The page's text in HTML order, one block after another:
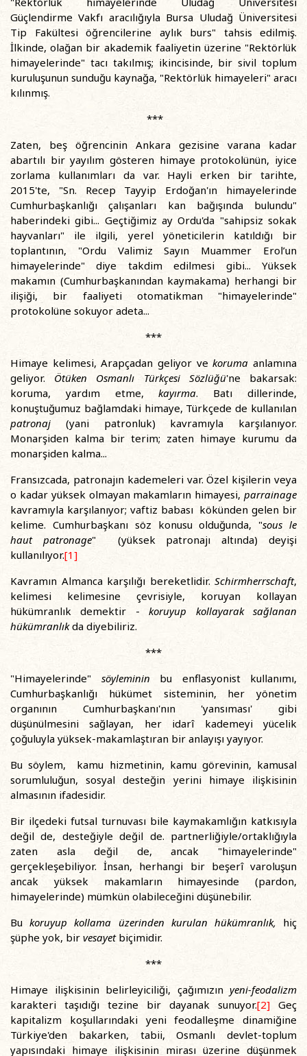
Güçlendirme Vakfı aracılığıyla Bursa Uludağ Üniversitesi
Tip Fakültesi öğrencilerine aylık burs" tahsis edilmiş.
İlkinde, olağan bir akademik faaliyetin üzerine "Rektörlük
himayelerinde" tacı takılmış; ikincisinde, bir sivil toplum
kuruluşunun sunduğu kaynağa, "Rektörlük himayeleri" aracı
kılınmış.
***
Zaten, beş öğrencinin Ankara gezisine varana kadar
abartılı bir yayılım gösteren himaye protokolünün, iyice
zorlama kullanımları da var. Hayli erken bir tarihte,
2015'te, "Sn. Recep Tayyip Erdoğan'ın himayelerinde
Cumhurbaşkanlığı çalışanları kan bağışında bulundu"
haberindeki gibi... Geçtiğimiz ay Ordu'da "sahipsiz sokak
hayvanları" ile ilgili, yerel yöneticilerin katıldığı bir
toplantının, "Ordu Valimiz Sayın Muammer Erol’un
himayelerinde" diye takdim edilmesi gibi... Yüksek
makamın (Cumhurbaşkanından kaymakama) herhangi bir
ilişiği, bir faaliyeti otomatikman "himayelerinde"
protokolüne sokuyor adeta...
***
Himaye kelimesi, Arapçadan geliyor vekoruma anlamına
geliyor. Ötüken Osmanlı Türkçesi Sözlüğü'ne bakarsak:
koruma, yardım etme,kayırma. Batı dillerinde,
konuştuğumuz bağlamdaki himaye, Türkçede de kullanılan
patronaj (yani patronluk) kavramıyla karşılanıyor.
Monarşiden kalma bir terim; zaten himaye kurumu da
monarşiden kalma...
Fransızcada, patronajın kademeleri var. Özel kişilerin veya
o kadar yüksek olmayan makamların himayesi, parrainage
kavramıyla karşılanıyor; vaftiz babası kökünden gelen bir
kelime. Cumhurbaşkanı söz konusu olduğunda, "sous le
haut patronage" (yüksek patronajı altında) deyişi
kullanılıyor.[1]
Kavramın Almanca karşılığı bereketlidir. Schirmherrschaft,
kelimesi kelimesine çevrisiyle, koruyan kollayan
hükümranlık demektir -koruyup kollayarak sağlanan
hükümranlıkda diyebiliriz.
***
"Himayelerinde" söyleminin bu enflasyonist kullanımı,
Cumhurbaşkanlığı hükümet sisteminin, her yönetim
organının Cumhurbaşkanı'nın 'yansıması' gibi
düşünülmesini sağlayan, her idarî kademeyi yücelik
çoğuluyla yüksek-makamlaştıran bir anlayışı yayıyor.
Bu söylem, kamu hizmetinin, kamu görevinin, kamusal
sorumluluğun, sosyal desteğin yerini himaye ilişkisinin
almasının ifadesidir.
Bir ilçedeki futsal turnuvası bile kaymakamlığın katkısıyla
değil de, desteğiyle değil de. partnerliğiyle/ortaklığıyla
zaten asla değil de, ancak "himayelerinde"
gerçekleşebiliyor. İnsan, herhangi bir beşerî varoluşun
ancak yüksek makamların himayesinde (pardon,
himayelerinde) mümkün olabileceğini düşünebilir.
Bukoruyup kollama üzerinden kurulan hükümranlık, hiç
şüphe yok, bir vesayetbiçimidir.
***
Himaye ilişkisinin belirleyiciliği, çağımızın yeni-feodalizm
karakteri taşıdığı tezine bir dayanak sunuyor.[2] Geç
kapitalizm koşullarındaki yeni feodalleşme dinamiğine
Türkiye'den bakarken, tabii, Osmanlı devlet-toplum
yapısındaki himaye ilişkisinin mirası üzerine düşünmek